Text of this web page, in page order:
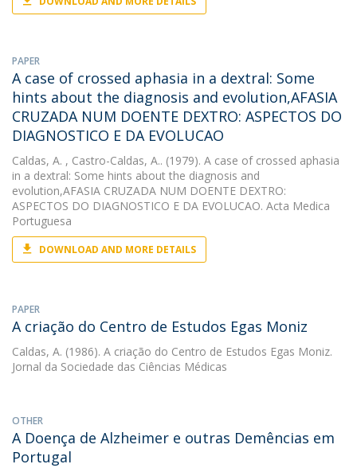
PAPER
A case of crossed aphasia in a dextral: Some
hints about the diagnosis and evolution,AFASIA
CRUZADA NUM DOENTE DEXTRO: ASPECTOS DO
DIAGNOSTICO E DA EVOLUCAO
Caldas, A. , Castro-Caldas, A.. (1979). A case of crossed aphasia
in a dextral: Some hints about the diagnosis and
evolution,AFASIA CRUZADA NUM DOENTE DEXTRO:
ASPECTOS DO DIAGNOSTICO E DA EVOLUCAO. Acta Medica
Portuguesa
DOWNLOAD AND MORE DETAILS
PAPER
A criação do Centro de Estudos Egas Moniz
Caldas, A. (1986). A criação do Centro de Estudos Egas Moniz.
Jornal da Sociedade das Ciências Médicas
OTHER
A Doença de Alzheimer e outras Demências em
Portugal